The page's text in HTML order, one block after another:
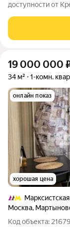
доступности от
кто ценит время и
19 000 000
34 м² 1-комн.
онлайн показ
хорошая цена
Марксистская
Москва,
Код объекта: